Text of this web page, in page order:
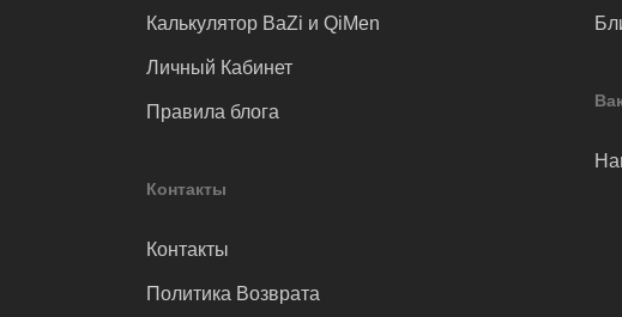
Калькулятор BaZi и QiMen
Личный Кабинет
Правила блога
Контакты
Контакты
Политика Возврата